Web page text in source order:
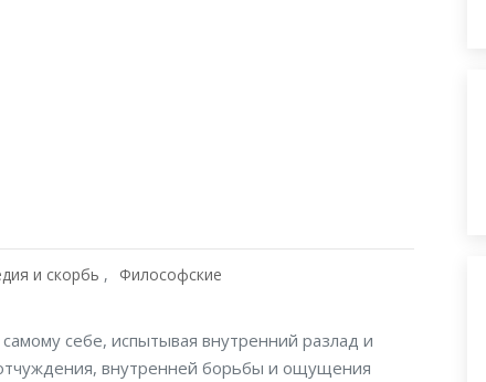
и скорбь Философские
себе, испытывая внутренний разлад и
внутренней борьбы и ощущения